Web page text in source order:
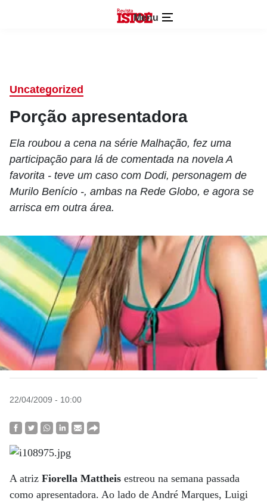
Menu
Uncategorized
Porção apresentadora
Ela roubou a cena na série Malhação, fez uma
participação para lá de comentada na novela A
favorita - teve um caso com Dodi, personagem de
Murilo Benício -, ambas na Rede Globo, e agora se
arrisca em outra área.
22/04/2009 - 10:00
A atriz Fiorella Mattheis estreou na semana passada
como apresentadora. Ao lado de André Marques, Luigi